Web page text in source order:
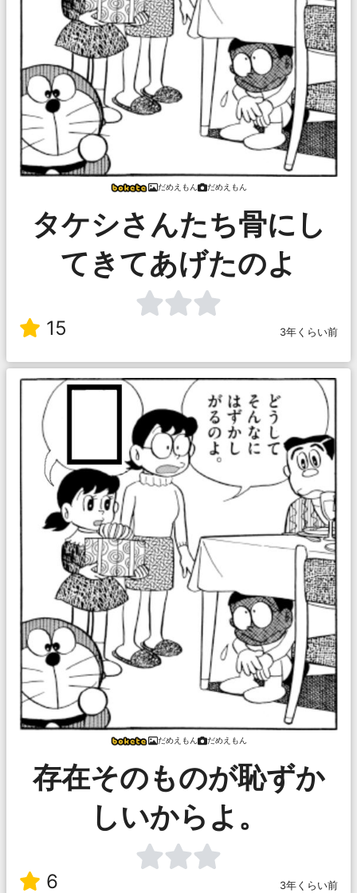
だめえもん だめえもん
タケシさんたち骨にし
てきてあげたのよ
15 3年くらい前
だめえもん だめえもん
存在そのものが恥ずか
しいからよ。
6 3年くらい前